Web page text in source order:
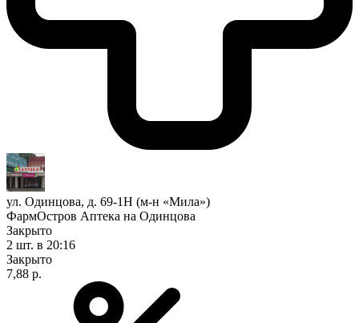
ул. Одинцова, д. 69-1Н (м-н «Мила»)
ФармОстров Аптека на Одинцова
Закрыто
2 шт. в 20:16
Закрыто
7,88 р.